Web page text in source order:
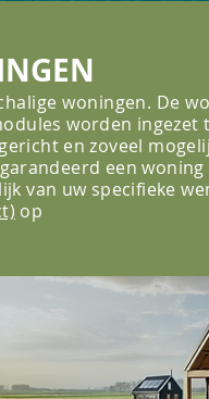
woningen. De
worden ingezet
en zoveel
een
van uw specifieke
op